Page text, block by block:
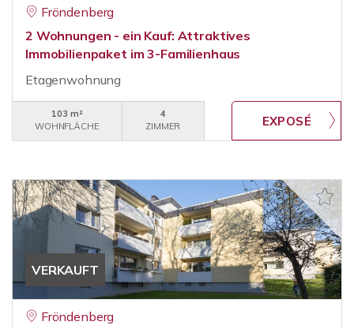
Fröndenberg
2 Wohnungen - ein Kauf: Attraktives
Immobilienpaket im 3-Familienhaus
Etagenwohnung
103 m²
WOHNFLÄCHE
4
ZIMMER
VERKAUFT
Fröndenberg